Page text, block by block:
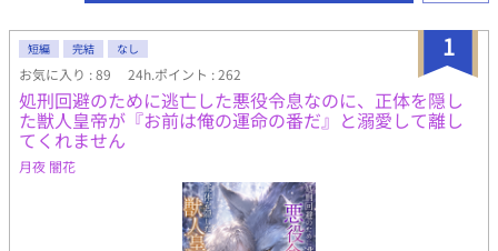
1
短編 完結 なし
お気に入り : 89 24h.ポイント : 262
処刑回避のために逃亡した悪役令息なのに、正体を隠し
た獣人皇帝が『お前は俺の運命の番だ』と溺愛して離し
てくれません
月夜 闇花